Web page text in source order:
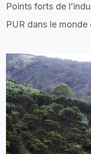
Points forts de
PUR dans le monde